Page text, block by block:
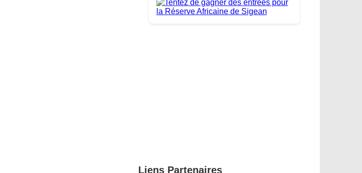
Liens Partenaires